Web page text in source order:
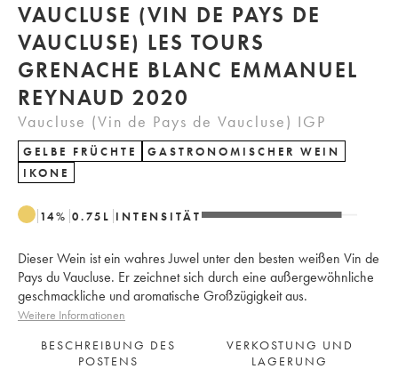
VAUCLUSE (VIN DE PAYS DE
VAUCLUSE) LES TOURS
GRENACHE BLANC EMMANUEL
REYNAUD 2020
Vaucluse (Vin de Pays de Vaucluse) IGP
GELBE FRÜCHTE
GASTRONOMISCHER WEIN
IKONE
14% 0.75 L INTENSITÄT
Dieser Wein ist ein wahres Juwel unter den besten weißen Vin de
Pays du Vaucluse. Er zeichnet sich durch eine außergewöhnliche
geschmackliche und aromatische Großzügigkeit aus.
Weitere Informationen
BESCHREIBUNG DES
POSTENS
VERKOSTUNG UND
LAGERUNG